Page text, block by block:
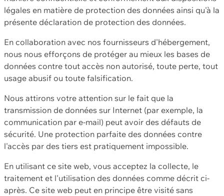
légales en matière de protection des données ainsi qu'à la
présente déclaration de protection des données.
En collaboration avec nos fournisseurs d'hébergement,
nous nous efforçons de protéger au mieux les bases de
données contre tout accès non autorisé, toute perte, tout
usage abusif ou toute falsification.
Nous attirons votre attention sur le fait que la
transmission de données sur Internet (par exemple, la
communication par e-mail) peut avoir des défauts de
sécurité. Une protection parfaite des données contre
l'accès par des tiers est pratiquement impossible.
En utilisant ce site web, vous acceptez la collecte, le
traitement et l'utilisation des données comme décrit ci-
après. Ce site web peut en principe être visité sans